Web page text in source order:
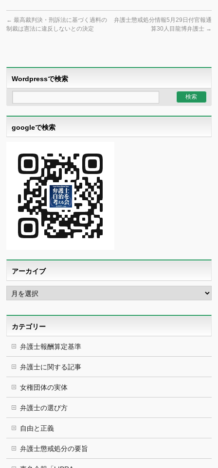
← 最高裁判決・刑訴法に基づく過料の
制裁は憲法に違反しないとの決定
弁護士懲戒処分情報5月29日付官報通
算30人目龍博弁護士 →
Wordpressで検索
googleで検索
アーカイブ
ア
ー
カ
カテゴリー
弁護士報酬算定基準
弁護士に関する記事
女権団体の実体
弁護士の選び方
自由と正義
弁護士懲戒処分の要旨